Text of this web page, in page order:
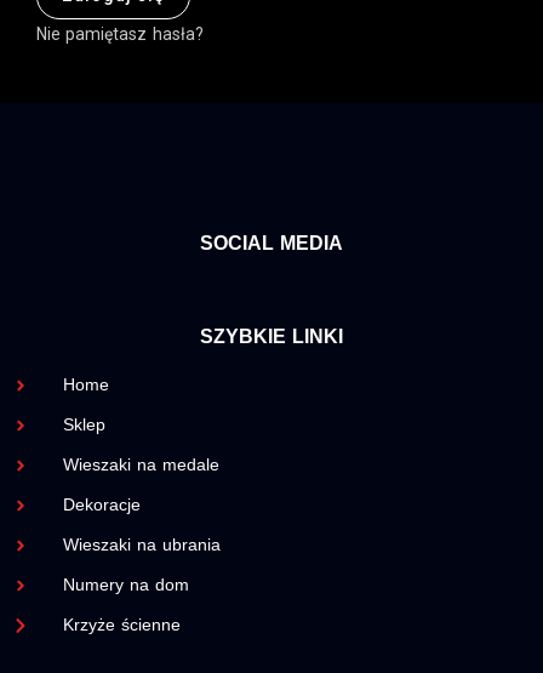
Nie pamiętasz hasła?
SOCIAL MEDIA
SZYBKIE LINKI
Home
Sklep
Wieszaki na medale
Dekoracje
Wieszaki na ubrania
Numery na dom
Krzyże ścienne